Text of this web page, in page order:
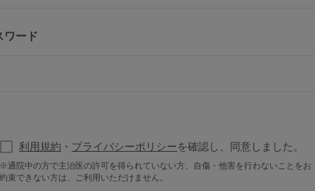
ワード
利用規約 ・ プライバシーポリシーを確認し、同意しました。
※通院中の方で主治医の許可を得られていない方、自傷・他害を行わないことをお
約束できない方は、ご利用いただけません。